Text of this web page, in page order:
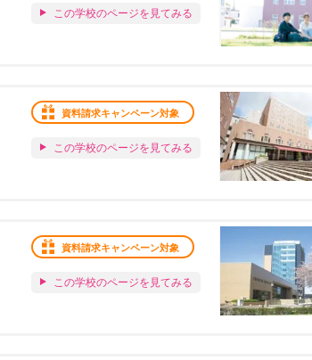
この学校のページを見てみる
資料請求キャンペーン対象
この学校のページを見てみる
資料請求キャンペーン対象
この学校のページを見てみる